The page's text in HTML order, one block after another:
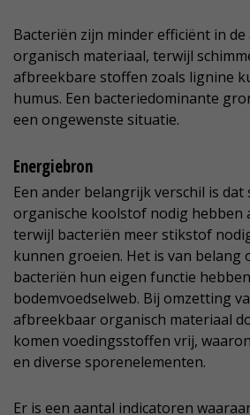
Bacteriën zijn minder efficiënt in
organisch materiaal, terwijl
afbreekbare stoffen zoals lignine
humus. Een bacteriedominante
een ongewenste situatie.
Energiebron
Een ander belangrijk verschil is dat
organische koolstof nodig hebben
terwijl bacteriën meer stikstof
kunnen groeien. Het is van belang
bacteriën hun eigen functie
bodemvoedselweb. Bij omzetting
afbreekbaar organisch materiaal
komen voedingsstoffen vrij,
en diverse sporenelementen.
Er is een aantal indicatoren